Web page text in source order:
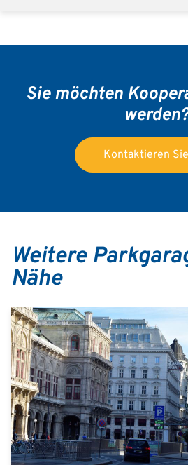
Sie möchten
Kontaktieren
Weitere
Nähe